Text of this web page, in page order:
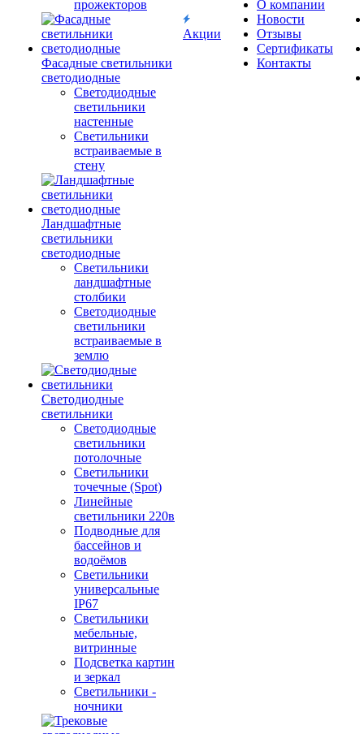
прожекторов
Фасадные светильники
светодиодные
Светодиодные
светильники
настенные
Светильники
встраиваемые в
стену
Ландшафтные
светильники
светодиодные
Светильники
ландшафтные
столбики
Светодиодные
светильники
встраиваемые в
землю
Светодиодные
светильники
Светодиодные
светильники
потолочные
Светильники
точечные (Spot)
Линейные
светильники 220в
Подводные для
бассейнов и
водоёмов
Светильники
универсальные
IP67
Светильники
мебельные,
витринные
Подсветка картин
и зеркал
Светильники -
ночники
Акции
О компании
Новости
Отзывы
Сертификаты
Контакты